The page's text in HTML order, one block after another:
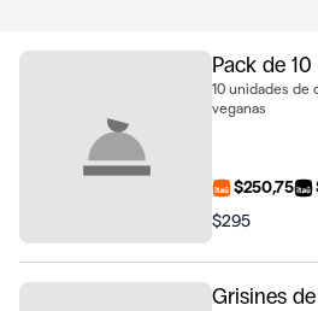
Pack de
10 unidades de
veganas
$250,75
$295
Grisines